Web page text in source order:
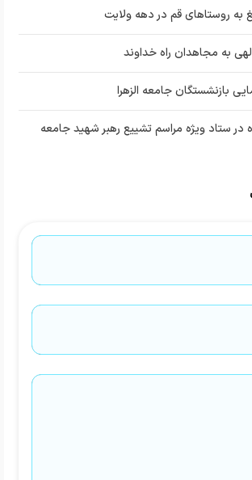
به روستاهای قم در دهه ولایت
به مجاهدان راه خداوند
بازنشستگان جامعه الزهرا
کارگروه در ستاد ویژه مراسم تشییع رهبر شهید جامعه